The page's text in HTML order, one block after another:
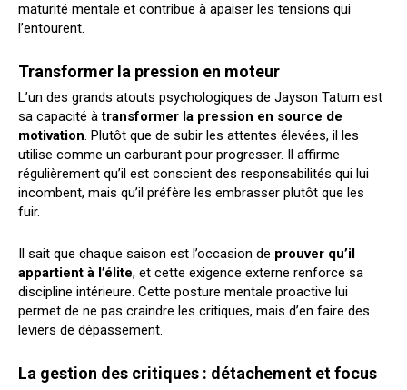
maturité mentale et contribue à apaiser les tensions qui
l’entourent.
Transformer la pression en moteur
L’un des grands atouts psychologiques de Jayson Tatum est
sa capacité àtransformer la pression en source de
motivation. Plutôt que de subir les attentes élevées, il les
utilise comme un carburant pour progresser. Il affirme
régulièrement qu’il est conscient des responsabilités qui lui
incombent, mais qu’il préfère les embrasser plutôt que les
fuir.
Il sait que chaque saison est l’occasion de prouver qu’il
appartient à l’élite, et cette exigence externe renforce sa
discipline intérieure. Cette posture mentale proactive lui
permet de ne pas craindre les critiques, mais d’en faire des
leviers de dépassement.
La gestion des critiques : détachement et focus